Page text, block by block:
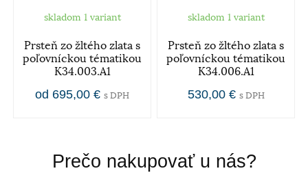
skladom 1 variant
Prsteň zo žltého zlata s
poľovníckou tématikou
K34.003.A1
od 695,00 € s DPH
skladom 1 variant
Prsteň zo žltého zlata s
poľovníckou tématikou
K34.006.A1
530,00 € s DPH
Prečo nakupovať u nás?